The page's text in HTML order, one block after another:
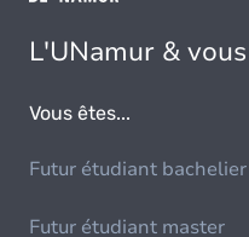
L'UNamur & vous
Vous êtes...
Futur étudiant bachelier
Futur étudiant master